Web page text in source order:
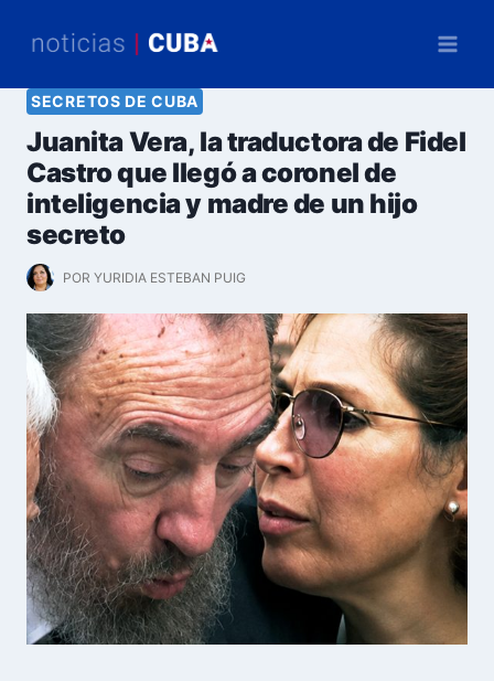
SECRETOS DE CUBA
Juanita Vera, la traductora de Fidel
Castro que llegó a coronel de
inteligencia y madre de un hijo
secreto
POR YURIDIA ESTEBAN PUIG